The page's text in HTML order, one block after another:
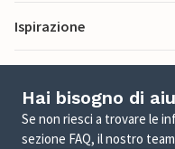
Ispirazione
Hai bisogno di
Se non riesci a trovare le
sezione FAQ, il nostro